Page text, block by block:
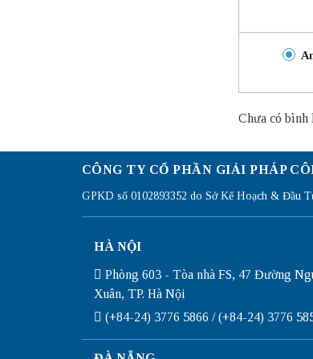
Chưa có bình
CÔNG TY CỔ PHẦN GIẢI PHÁP
GPKD số 0102893352 do Sở Kế Hoạch & Đầu
HÀ NỘI
Phòng 603 - Tòa nhà FS, 47 Đường
Xuân, TP. Hà Nội
(+84-24) 3776 5866 / (+84-24) 3776